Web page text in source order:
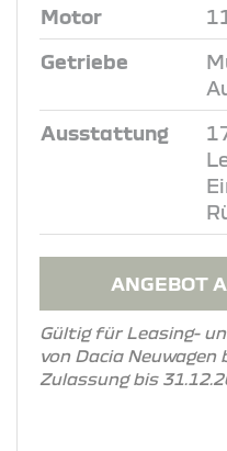
Motor
Getriebe
Ausstattung
ANGEBOT
Gültig für Leasing-
von Dacia Neuwagen
Zulassung bis